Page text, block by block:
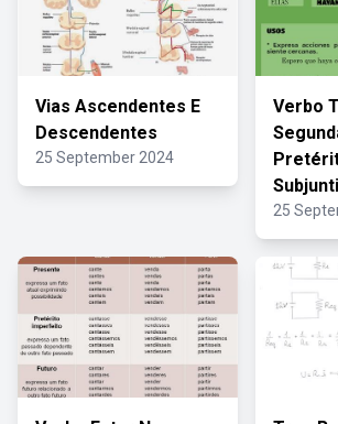
Vias Ascendentes E
Descendentes
25 September 2024
Verbo
25